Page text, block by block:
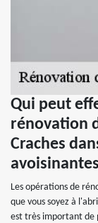
Qui peut
rénovation
Craches
Les opérations de
que vous soyez à
est très important de